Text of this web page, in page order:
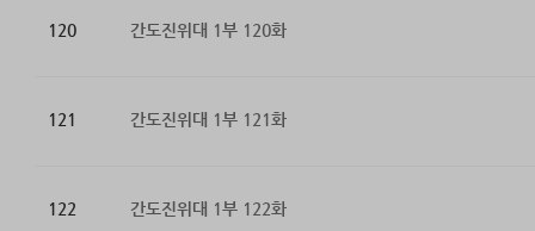
120 간도진위대 1부 120화
121 간도진위대 1부 121화
122 간도진위대 1부 122화